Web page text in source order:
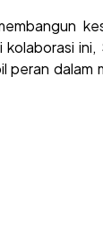
ini,
peran dalam